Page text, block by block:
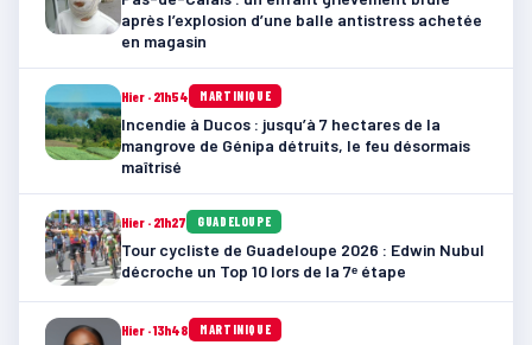
après l’explosion d’une balle antistress achetée
en magasin
Hier · 21h54 MARTINIQUE
Incendie à Ducos : jusqu’à 7 hectares de la
mangrove de Génipa détruits, le feu désormais
maîtrisé
Hier · 21h27 GUADELOUPE
Tour cycliste de Guadeloupe 2026 : Edwin Nubul
décroche un Top 10 lors de la 7ᵉ étape
Hier · 13h48 MARTINIQUE